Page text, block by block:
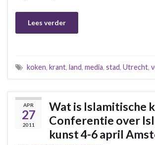
Lees verder
koken, krant, land, media, stad, Utrecht,
APR
27
2011
Wat is Islamitische
Conferentie over
kunst 4-6 april